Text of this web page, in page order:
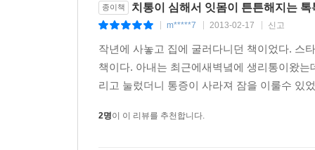
종이책 치통이 심해서 잇몸이 튼튼해지는
m*****7 2013-02-17 신고
작년에 사놓고 집에 굴러다니던 책이었다. 스
책이다. 아내는 최근에새벽녘에 생리통이왔
리고 눌렀더니 통증이 사라져 잠을 이룰수 있
2명이 이 리뷰를 추천합니다.